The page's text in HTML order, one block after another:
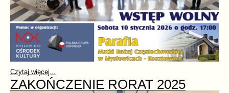
Czytaj więcej...
ZAKOŃCZENIE RORAT 2025